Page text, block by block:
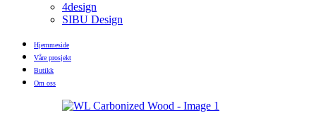
4design
SIBU Design
Hjemmeside
Våre prosjekt
Butikk
Om oss